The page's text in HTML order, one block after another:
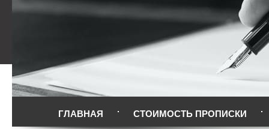
ГЛАВНАЯ СТОИМОСТЬ ПРОПИСКИ